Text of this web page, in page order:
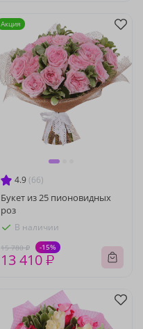
4.9 (66)
Букет из 25 пионовидных
роз
В наличии
15 780 ₽ -15%
13 410 ₽
Акция